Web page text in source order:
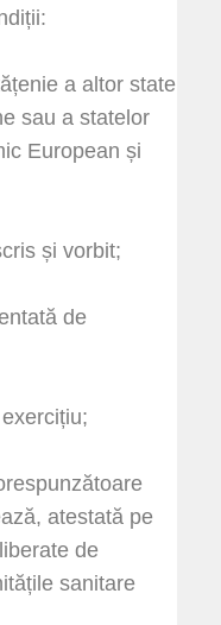
a altor state
sau a statelor
European și
și vorbit;
de
atestată pe
de
sanitare